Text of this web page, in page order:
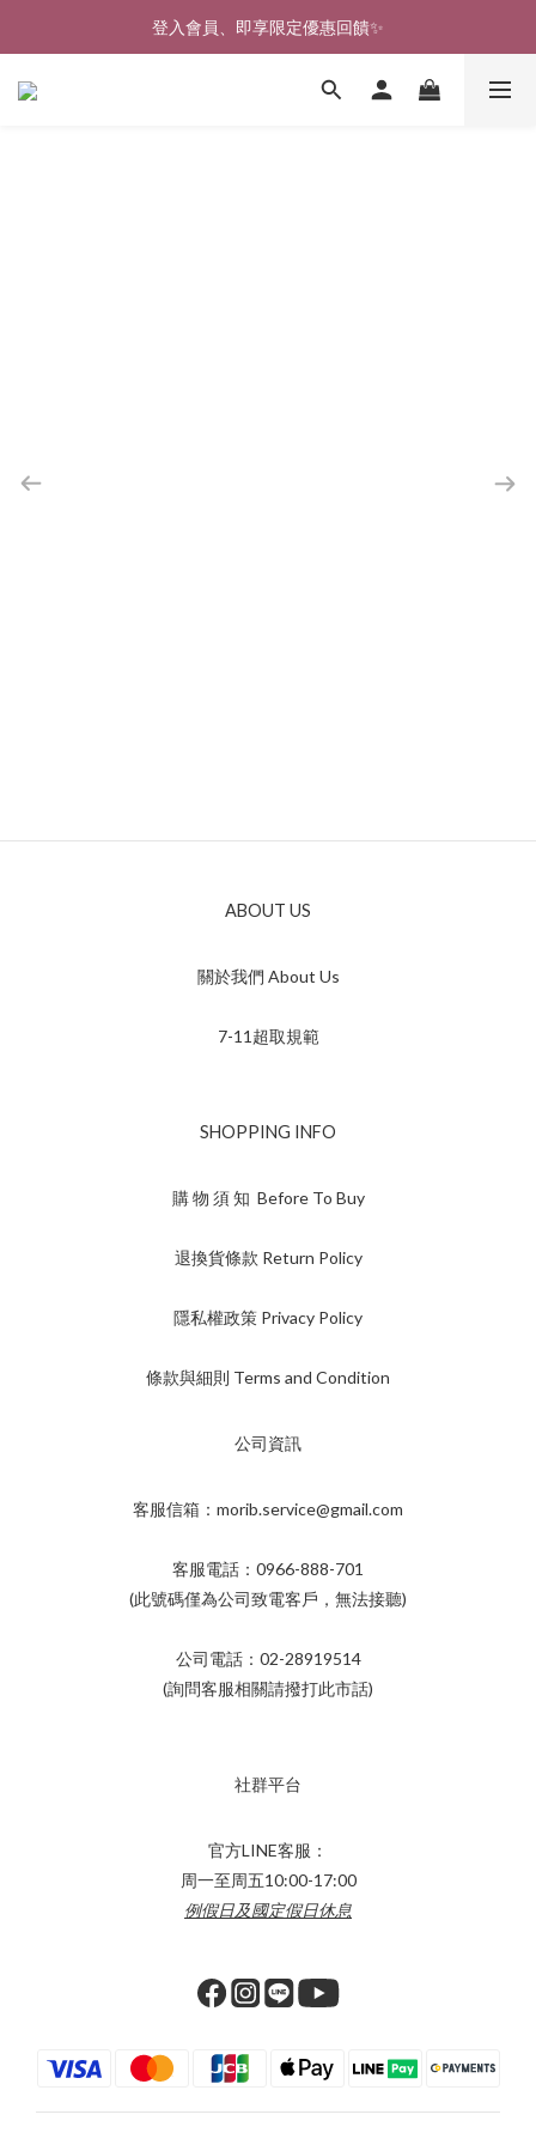
🎉新北淡水實體門市🤗歡迎蒞臨試穿🎉
登入會員、即享限定優惠回饋✨
🎉新北淡水實體門市🤗歡迎蒞臨試穿🎉
ABOUT US
關於我們 About Us
7-11超取規範
SHOPPING INFO
購 物 須 知 Before To Buy
退換貨條款 Return Policy
隱私權政策 Privacy Policy
條款與細則 Terms and Condition
公司資訊
客服信箱：morib.service@gmail.com
客服電話：0966-888-701
(此號碼僅為公司致電客戶，無法接聽)
公司電話：02-28919514
(詢問客服相關請撥打此市話)
社群平台
官方LINE客服：
周一至周五10:00-17:00
例假日及國定假日休息